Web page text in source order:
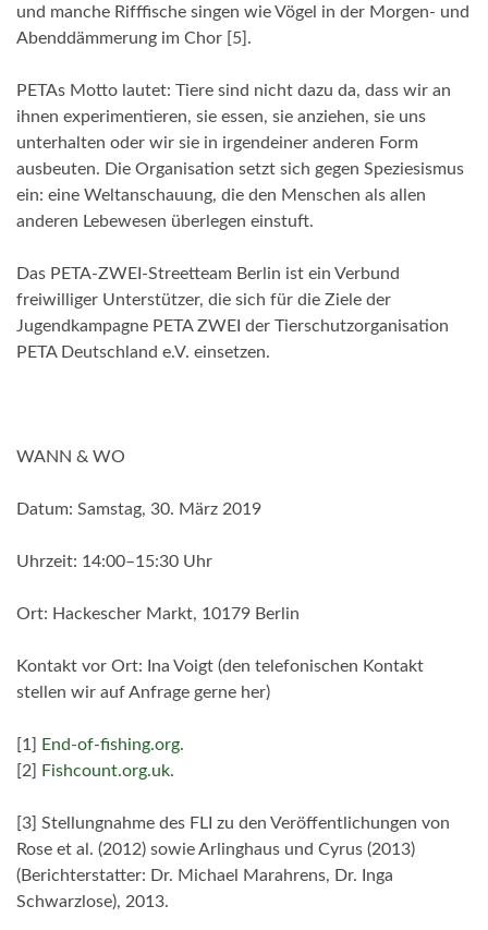
und manche Rifffische singen wie Vögel in der Morgen- und
Abenddämmerung im Chor [5].
PETAs Motto lautet: Tiere sind nicht dazu da, dass wir an
ihnen experimentieren, sie essen, sie anziehen, sie uns
unterhalten oder wir sie in irgendeiner anderen Form
ausbeuten. Die Organisation setzt sich gegen Speziesismus
ein: eine Weltanschauung, die den Menschen als allen
anderen Lebewesen überlegen einstuft.
Das PETA-ZWEI-Streetteam Berlin ist ein Verbund
freiwilliger Unterstützer, die sich für die Ziele der
Jugendkampagne PETA ZWEI der Tierschutzorganisation
PETA Deutschland e.V. einsetzen.
WANN & WO
Datum: Samstag, 30. März 2019
Uhrzeit: 14:00–15:30 Uhr
Ort: Hackescher Markt, 10179 Berlin
Kontakt vor Ort: Ina Voigt (den telefonischen Kontakt
stellen wir auf Anfrage gerne her)
[1] End-of-fishing.org.
[2]
Fishcount.org.uk.
[3] Stellungnahme des FLI zu den Veröffentlichungen von
Rose et al. (2012) sowie Arlinghaus und Cyrus (2013)
(Berichterstatter: Dr. Michael Marahrens, Dr. Inga
Schwarzlose), 2013.